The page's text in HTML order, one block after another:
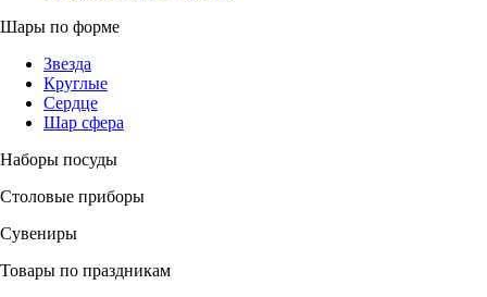
Шары по форме
Звезда
Круглые
Сердце
Шар сфера
Наборы посуды
Столовые приборы
Сувениры
Товары по праздникам